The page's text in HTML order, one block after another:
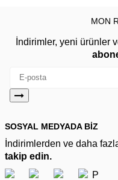
MON
İndirimler, yeni ürünler
SOSYAL MEDYADA BİZ
İndirimlerden ve daha
takip edin.